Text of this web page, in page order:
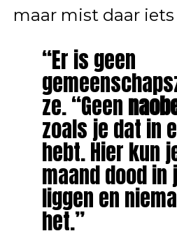
maar mist daar iets
“Er is geen
ze. “Geen
zoals je dat in
hebt. Hier kun
maand dood in
liggen en
het.”